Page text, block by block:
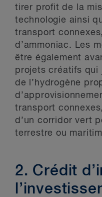
tirer profit de la
technologie ainsi
transport
d’ammoniac. Les
être également
projets créatifs qui
de l’hydrogène
transport
d’un corridor vert
terrestre ou
2. Crédit